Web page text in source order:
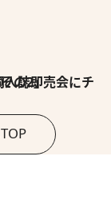
ャレンジ その2」